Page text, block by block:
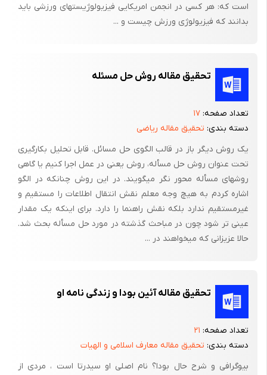
گرفته در ظاهر گیرنده و محتوای آن بویژه در مورد LH ممکن است یکی
بررسی شود (Peter A., 2004).
تغییرات نیاز به مدل معتبر در زمان شکل گیری کیست می باشد
(Cook R., et αl., 1990; Peter A. and Asem EK., 1996). برخی
محققان استفاده از این مدلها را به جهت آنکه همانند وقوع طبیعی
کیست در گاو شیری نمی باشد با دیده تردید بررسی میکنند بویژه آنکه
شکل گیری کیست بصورت طبیعی ممکن است تفاوتهایی با ایجاد
αl., 1990).
بویژه اینکه مکانیسم آپوپتوزیس در لایه سلولهای گرانولوزا مشخص
هیدروکسی استروئید دهیدروژناز در سلولهای گرانولوزای کیست بیشتر
از فولیکول گراف می باشد. (Calder M., et αl., 2001 ).
است که: هر کسی در انجمن امریکایی فیزیولوژیستهای ورزشی باید
بدانند که فیزیولوژی ورزش چیست و ...
تحقیق مقاله روش حل مسئله
تعداد صفحه: ۱۷
دسته بندی: تحقیق مقاله ریاضی
یک روش دیگر باز در قالب الگوی حل مسائل. قابل تحلیل بکارگیری
تحت عنوان روش حل مسأله، روش یعنی در عمل اجرا کنیم یا گاهی
روشهای مسأله محور نگر می‎گویند. در این روش چنانکه در الگو
اشاره کردم به هیچ وجه معلم نقش انتقال اطلاعات را مستقیم و
غیرمستقیم ندارد بلکه نقش راهنما را دارد. برای اینکه یک مقدار
عینی ‎تر شود چون در مباحث گذشته در مورد حل مسأله بحث شد.
حالا عزیزانی که می‎خواهند در ...
تحقیق مقاله آئین بودا و زندگى نامه او
تعداد صفحه: ۲۱
دسته بندی: تحقیق مقاله معارف اسلامی و الهیات
بیوگرافى و شرح حال بودا؟ نام اصلى او سیدرتا است ، مردى از